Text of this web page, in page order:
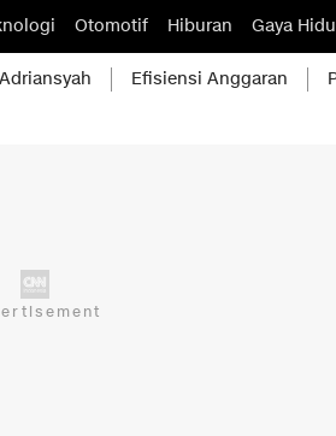
Otomotif Hiburan Gaya
Efisiensi Anggaran